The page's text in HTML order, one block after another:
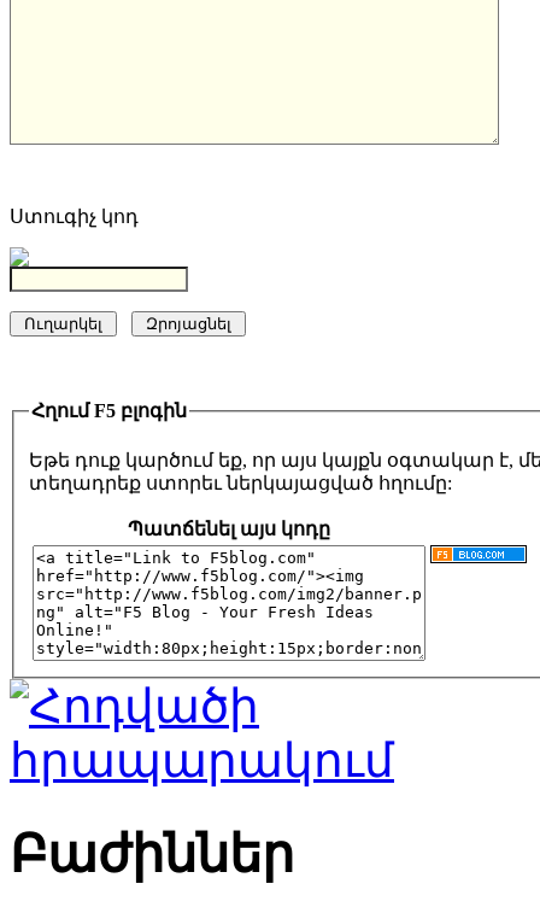
Ստուգիչ կոդ
Հղում F5 բլոգին
Եթե դուք կարծում եք, որ այս կայքն օգտակար է,
տեղադրեք ստորեւ ներկայացված հղումը:
Պատճենել այս կոդը
Բաժիններ